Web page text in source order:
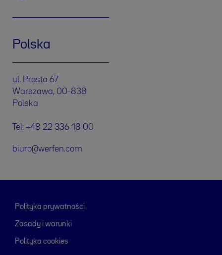
Polska
ul. Prosta 67
Warszawa, 00-838
Polska
Tel: +48 22 336 18 00
biuro@werfen.com
Polityka prywatności
Zasady i warunki
Polityka cookies